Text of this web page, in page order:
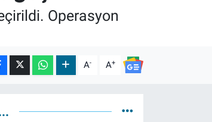
Operasyon
A- A+